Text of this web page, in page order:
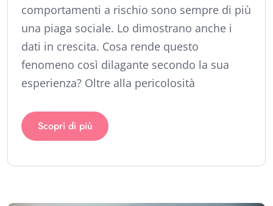
comportamenti a rischio sono sempre di più
una piaga sociale. Lo dimostrano anche i
dati in crescita. Cosa rende questo
fenomeno così dilagante secondo la sua
esperienza? Oltre alla pericolosità
Scopri di più